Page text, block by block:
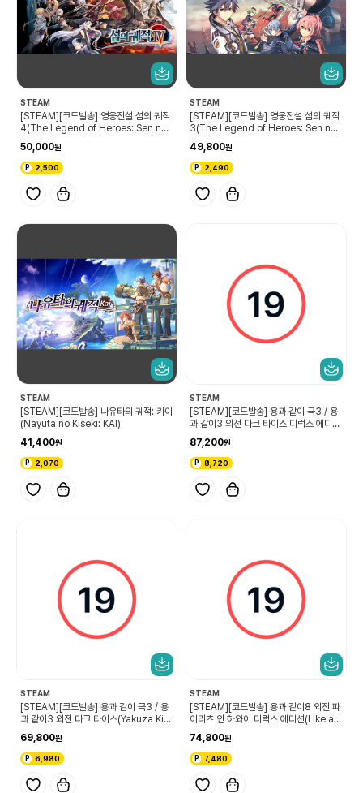
STEAM
[STEAM][코드발송] 영웅전설 섬의 궤적
4(The Legend of Heroes: Sen no
50,000
2,500
STEAM
[STEAM][코드발송] 영웅전설 섬의 궤적
3(The Legend of Heroes: Sen no
49,800
2,490
STEAM
[STEAM][코드발송] 나유타의 궤적: 카이
(Nayuta no Kiseki: KAI)
41,400
2,070
STEAM
[STEAM][코드발송] 용과 같이 극3 / 용
과 같이3 외전 다크 타이스 디럭스 에디션
uxe Edition)
87,200
8,720
STEAM
[STEAM][코드발송] 용과 같이 극3 / 용
과 같이3 외전 다크 타이스(Yakuza Kiw
69,800
6,980
STEAM
[STEAM][코드발송] 용과 같이8 외전 파
이리츠 인 하와이 디럭스 에디션(Like a
eluxe Edition)
74,800
7,480